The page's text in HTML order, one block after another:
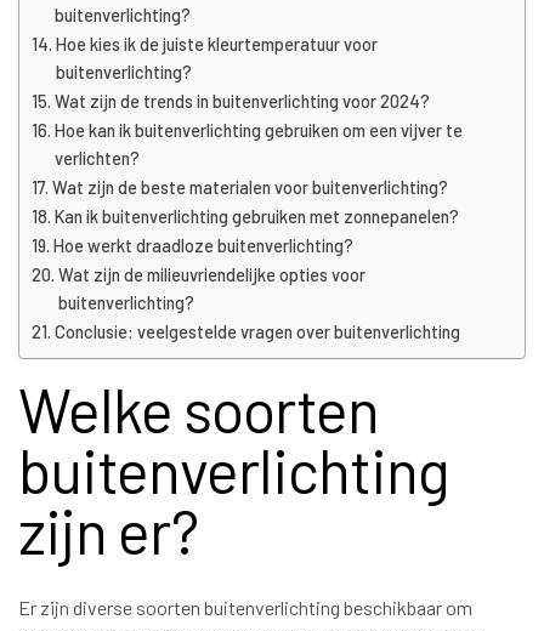
buitenverlichting?
Hoe kies ik de juiste kleurtemperatuur voor
buitenverlichting?
Wat zijn de trends in buitenverlichting voor 2024?
Hoe kan ik buitenverlichting gebruiken om een vijver te
verlichten?
Wat zijn de beste materialen voor buitenverlichting?
Kan ik buitenverlichting gebruiken met zonnepanelen?
Hoe werkt draadloze buitenverlichting?
Wat zijn de milieuvriendelijke opties voor
buitenverlichting?
Conclusie: veelgestelde vragen over buitenverlichting
Welke soorten
buitenverlichting
zijn er?
Er zijn diverse soorten buitenverlichting beschikbaar om